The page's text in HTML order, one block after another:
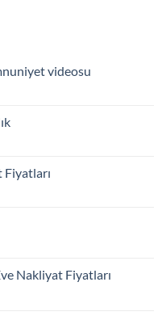
videosu
Fiyatları
Nakliyat Fiyatları